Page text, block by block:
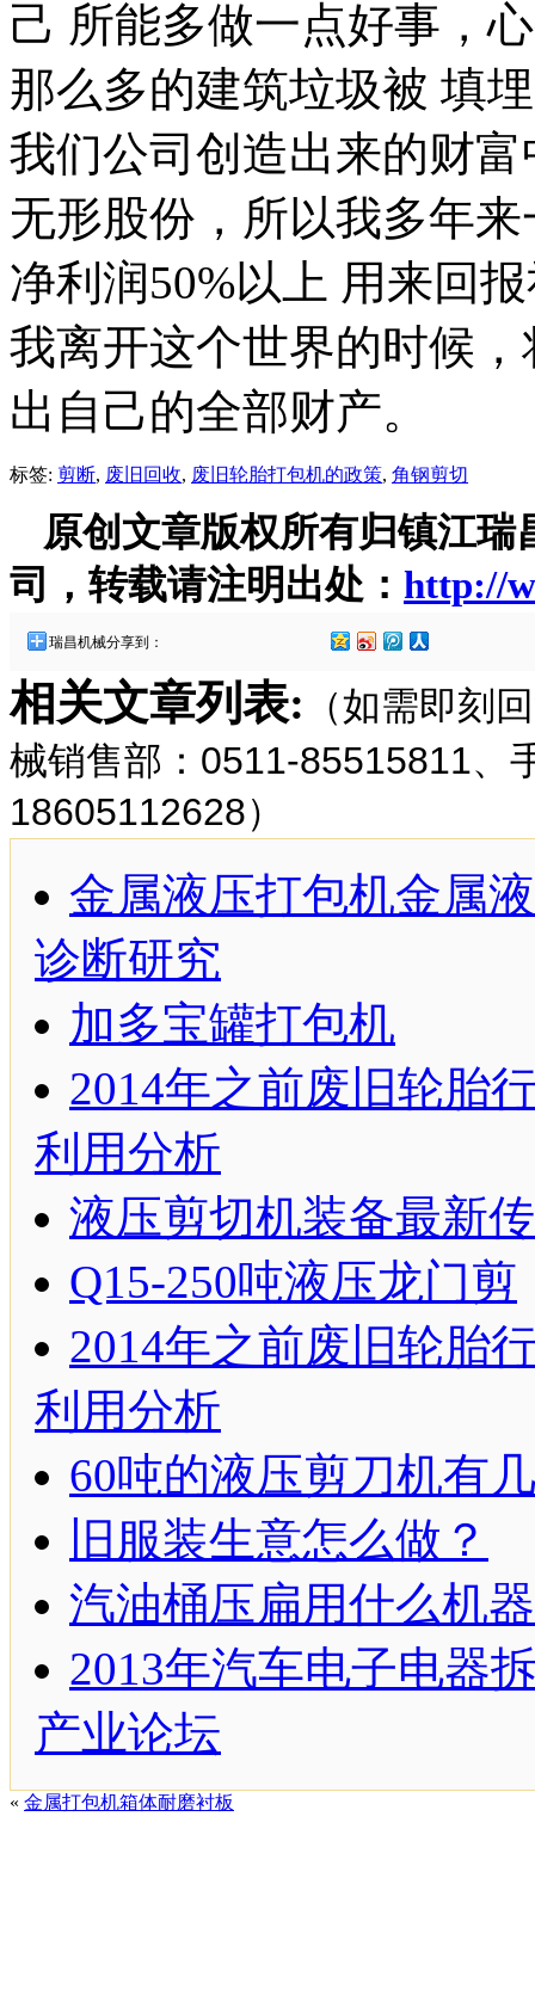
己 所能多做一点好事，
那么多的建筑垃圾被 填
我们公司创造出来的财
无形股份，所以我多年
净利润50%以上 用来回
我离开这个世界的时候
出自己的全部财产。
标签: 剪断, 废旧回收, 废旧轮胎打包机的政策, 角钢剪切
原创文章版权所有归镇江瑞
司，转载请注明出处： http://
瑞昌机械分享到：
相关文章列表: （如需即刻
械销售部：0511-85515811、
18605112628）
金属液压打包机金属
诊断研究
加多宝罐打包机
2014年之前废旧轮胎
利用分析
液压剪切机装备最新
Q15-250吨液压龙门剪
2014年之前废旧轮胎
利用分析
60吨的液压剪刀机有
旧服装生意怎么做？
汽油桶压扁用什么机器
2013年汽车电子电器
产业论坛
« 金属打包机箱体耐磨衬板